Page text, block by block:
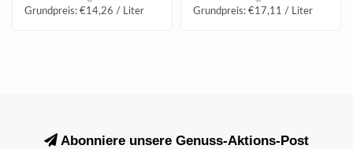
Grundpreis: €14,26 / Liter
Grundpreis: €17,11 / Liter
Abonniere unsere Genuss-Aktions-Post